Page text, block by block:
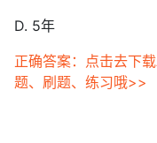
D. 5年
正确答案：点击去下
题、刷题、练习哦>>